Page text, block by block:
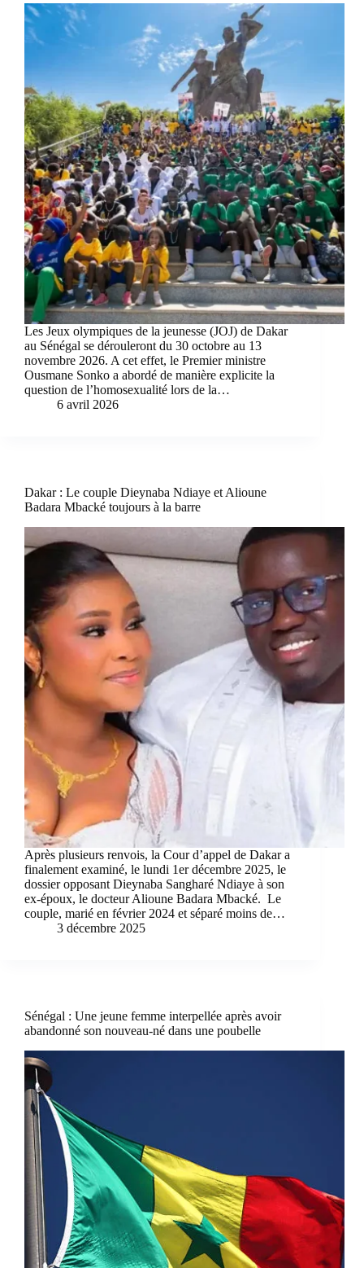
Les Jeux olympiques de la jeunesse (JOJ) de Dakar
au Sénégal se dérouleront du 30 octobre au 13
novembre 2026. A cet effet, le Premier ministre
Ousmane Sonko a abordé de manière explicite la
question de l’homosexualité lors de la…
6 avril 2026
Dakar : Le couple Dieynaba Ndiaye et Alioune
Badara Mbacké toujours à la barre
Après plusieurs renvois, la Cour d’appel de Dakar a
finalement examiné, le lundi 1er décembre 2025, le
dossier opposant Dieynaba Sangharé Ndiaye à son
ex-époux, le docteur Alioune Badara Mbacké. Le
couple, marié en février 2024 et séparé moins de…
3 décembre 2025
Sénégal : Une jeune femme interpellée après avoir
abandonné son nouveau-né dans une poubelle